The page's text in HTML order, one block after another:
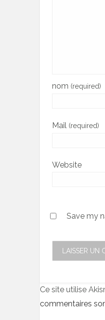
nom (required)
Mail (required)
Website
Save my
Ce site utilise
commentaires